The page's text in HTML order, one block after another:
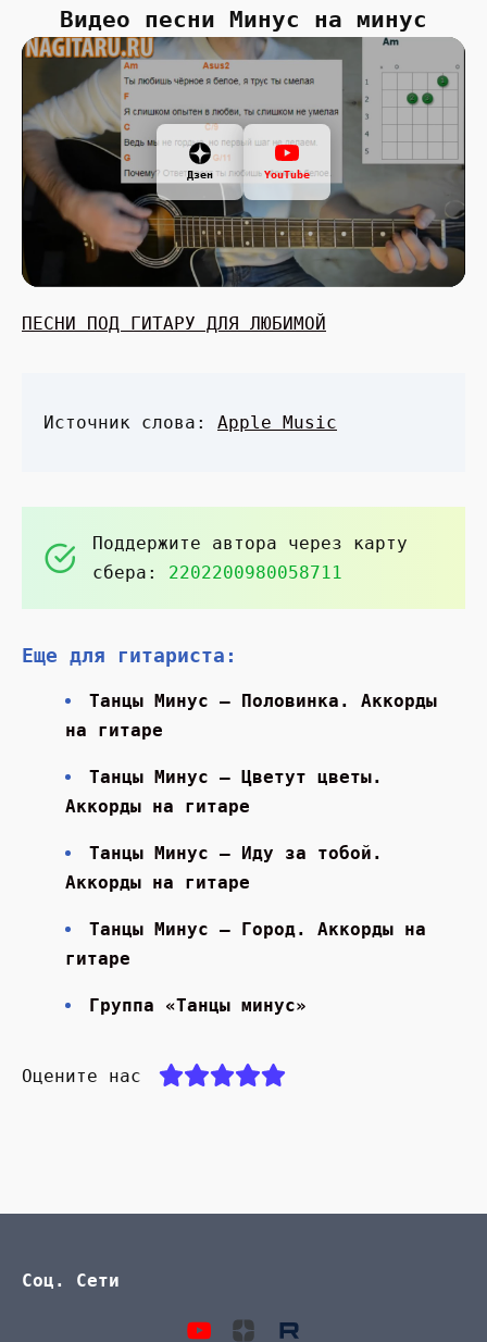
Видео песни Минус на минус
Дзен YouTube
ПЕСНИ ПОД ГИТАРУ ДЛЯ ЛЮБИМОЙ
Источник слова: Apple Music
Поддержите автора через карту
сбера: 2202200980058711
Еще для гитариста:
Танцы Минус — Половинка. Аккорды
на гитаре
Танцы Минус — Цветут цветы.
Аккорды на гитаре
Танцы Минус — Иду за тобой.
Аккорды на гитаре
Танцы Минус — Город. Аккорды на
гитаре
Группа «Танцы минус»
Оцените нас
Соц. Сети